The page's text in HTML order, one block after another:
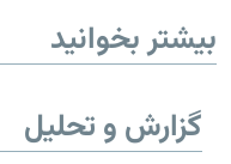
بیشتر بخوانید
گزارش و تحلیل